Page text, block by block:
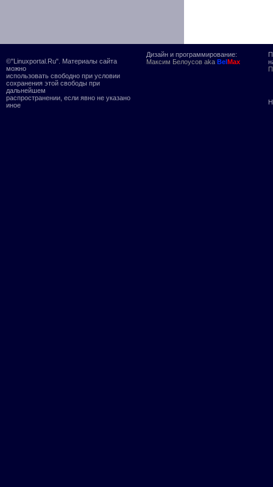
©"Linuxportal.Ru". Материалы сайта
можно
использовать свободно при условии
сохранения этой свободы при
дальнейшем
распространении, если явно не указано
иное
Дизайн и программирование:
Максим Белоусов aka BelMax